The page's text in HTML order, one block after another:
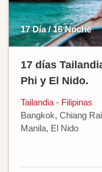
17 Día / 16 Noche
17 días
Phi y El Nido.
Tailandia - Filipinas
Bangkok, Chiang
Manila, El Nido